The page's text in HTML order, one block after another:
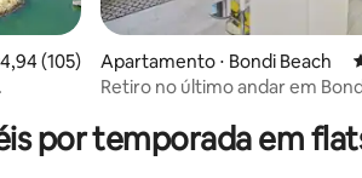
de uma avaliação média de 5, 105
4,94 (105)
Apartamento ⋅ Bondi Beach
Retiro no último andar em
por temporada em